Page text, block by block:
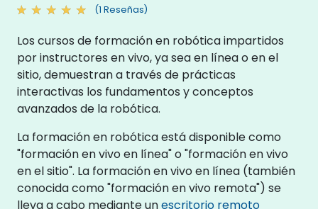
(1 Reseñas)
Los cursos de formación en robótica impartidos
por instructores en vivo, ya sea en línea o en el
sitio, demuestran a través de prácticas
interactivas los fundamentos y conceptos
avanzados de la robótica.
La formación en robótica está disponible como
"formación en vivo en línea" o "formación en vivo
en el sitio". La formación en vivo en línea (también
conocida como "formación en vivo remota") se
lleva a cabo mediante unescritorio remoto